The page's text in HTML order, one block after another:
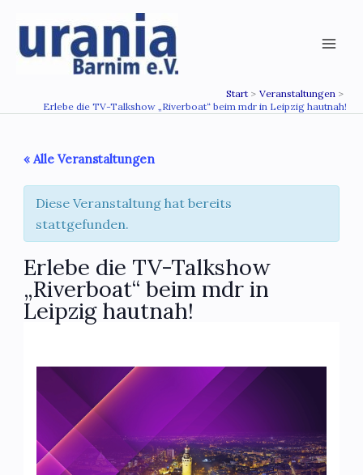
Inhalt
springen
Start
Veranstaltungen
Erlebe die TV-Talkshow „Riverboat“ beim mdr in Leipzig hautnah!
« Alle Veranstaltungen
Diese Veranstaltung hat bereits
stattgefunden.
Erlebe die TV-Talkshow
„Riverboat“ beim mdr in
Leipzig hautnah!